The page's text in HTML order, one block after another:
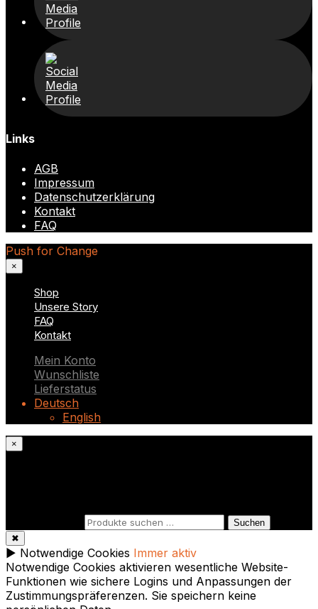
Links
AGB
Impressum
Datenschutzerklärung
Kontakt
FAQ
Push for Change
×
Shop
Unsere Story
FAQ
Kontakt
Mein Konto
Wunschliste
Lieferstatus
Deutsch
English
×
Suchen
✖
► Notwendige Cookies Immer aktiv
Notwendige Cookies aktivieren wesentliche Website-
Funktionen wie sichere Logins und Anpassungen der
Zustimmungspräferenzen. Sie speichern keine